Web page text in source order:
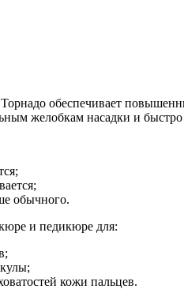
обеспечивает
желобкам насадки и быстро
обычного.
и педикюре для:
кожи пальцев.